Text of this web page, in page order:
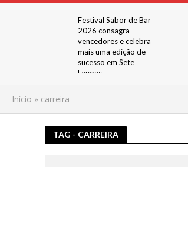
A Independência
Financeira como
Chave de Libertação
contra a Violência à
Mulher
Início » carreira
TAG - CARREIRA